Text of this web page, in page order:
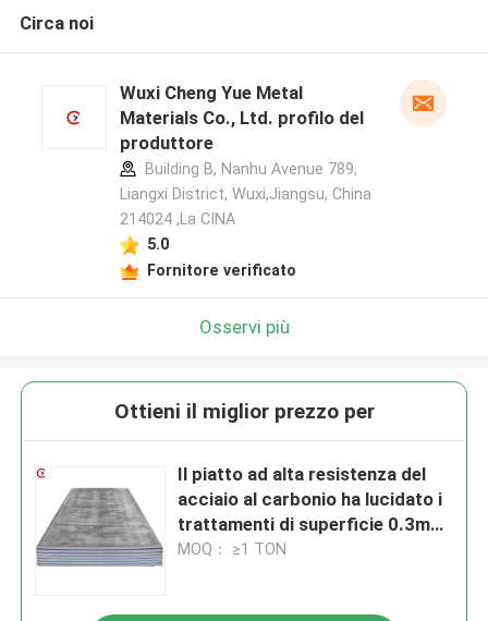
Circa noi
Wuxi Cheng Yue Metal
Materials Co., Ltd. profilo del
produttore
Building B, Nanhu Avenue 789,
Liangxi District, Wuxi,Jiangsu, China
214024 ,La CINA
5.0
Fornitore verificato
Osservi più
Ottieni il miglior prezzo per
Il piatto ad alta resistenza del
acciaio al carbonio ha lucidato i
trattamenti di superficie 0.3mm
- 200mm
MOQ： ≥1 TON